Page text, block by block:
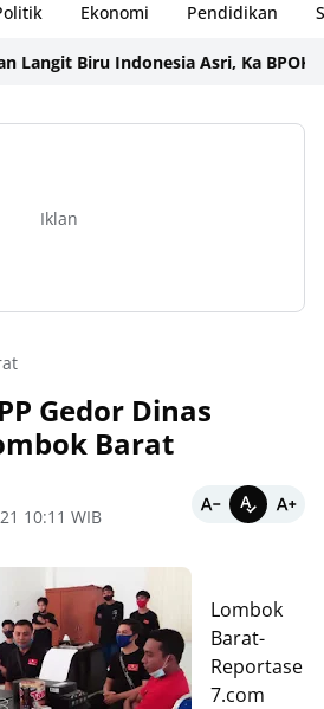
Ekonomi Pendidikan
Biru Indonesia Asri, Ka BPOKK
Iklan
Gedor Dinas
Barat
10:11 WIB
Lombok
Barat-
Reportase
7.com